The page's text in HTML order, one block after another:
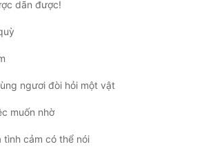
dãn được!
ngươi đòi hỏi một vật
muốn nhờ
tình cảm có thể nói